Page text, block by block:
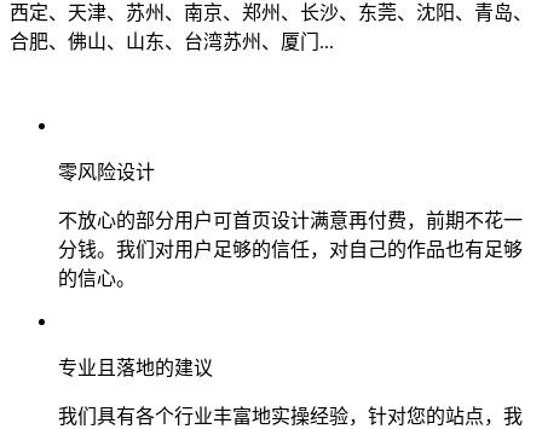
西定、天津、苏州、南京、郑州、长沙、东莞、沈阳、青岛、
合肥、佛山、山东、台湾苏州、厦门...
零风险设计
不放心的部分用户可首页设计满意再付费，前期不花一
分钱。我们对用户足够的信任，对自己的作品也有足够
的信心。
专业且落地的建议
我们具有各个行业丰富地实操经验，针对您的站点，我